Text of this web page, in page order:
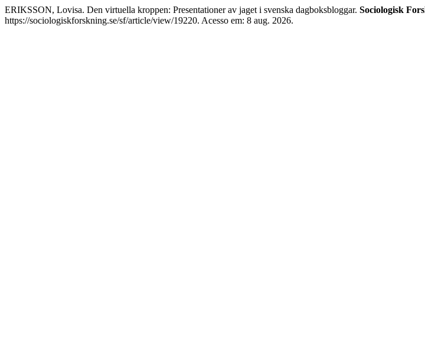
ERIKSSON, Lovisa. Den virtuella kroppen: Presentationer av jaget i svenska dagboksbloggar. Sociologisk
https://sociologiskforskning.se/sf/article/view/19220. Acesso em: 8 aug. 2026.